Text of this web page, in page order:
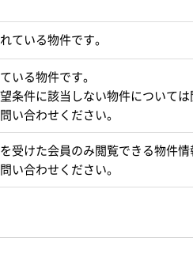
ている物件です。
いる物件です。
条件に該当しない物件については
い合わせください。
受けた会員のみ閲覧できる物件情
い合わせください。